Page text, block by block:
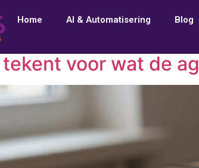
Home AI & Automatisering Blog
voor wat de